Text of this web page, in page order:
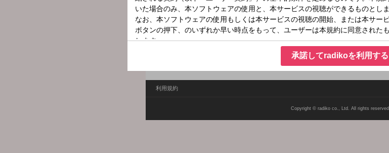
放送時間
2025年9月5日（金）05:15～05:30
番組名
朝のラジオショッピング
利用規約
Copyright © radiko co., Ltd. All rights reserved
承諾してradikoを利用する